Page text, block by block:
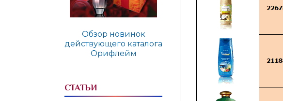
Обзор новинок
действующего каталога
Орифлейм
СТАТЬИ